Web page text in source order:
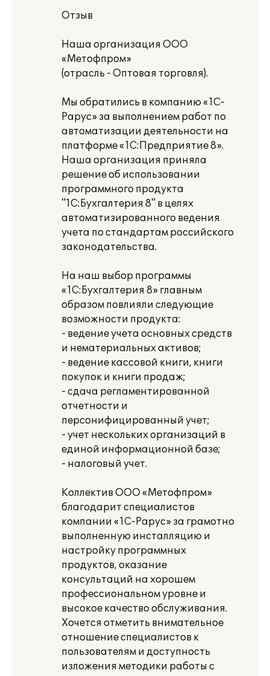
Отзыв
Наша организация ООО
«Метофпром»
(отрасль - Оптовая торговля).
Мы обратились в компанию «1С-
Рарус» за выполнением работ по
автоматизации деятельности на
платформе «1С:Предприятие 8».
Наша организация приняла
решение об использовании
программного продукта
"1С:Бухгалтерия 8" в целях
автоматизированного ведения
учета по стандартам российского
законодательства.
На наш выбор программы
«1С:Бухгалтерия 8» главным
образом повлияли следующие
возможности продукта:
- ведение учета основных средств
и нематериальных активов;
- ведение кассовой книги, книги
покупок и книги продаж;
- сдача регламентированной
отчетности и
персонифицированный учет;
- учет нескольких организаций в
единой информационной базе;
- налоговый учет.
Коллектив ООО «Метофпром»
благодарит специалистов
компании «1С-Рарус» за грамотно
выполненную инсталляцию и
настройку программных
продуктов, оказание
консультаций на хорошем
профессиональном уровне и
высокое качество обслуживания.
Хочется отметить внимательное
отношение специалистов к
пользователям и доступность
изложения методики работы с